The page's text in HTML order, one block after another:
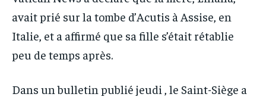
avait prié sur la tombe d’Acutis à Assise, en
Italie, et a affirmé que sa fille s’était rétablie
peu de temps après.
Dans un bulletin publié jeudi , le Saint-Siège a